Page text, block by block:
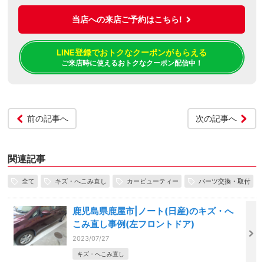
当店への来店ご予約はこちら!
LINE登録でおトクなクーポンがもらえる
ご来店時に使えるおトクなクーポン配信中！
前の記事へ 次の記事へ
関連記事
全て キズ・へこみ直し カービューティー パーツ交換・取付
鹿児島県鹿屋市|ノート(日産)のキズ・へ
こみ直し事例(左フロントドア)
2023/07/27
キズ・へこみ直し